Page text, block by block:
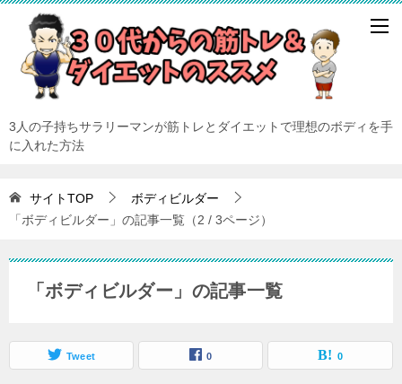
3人の子持ちサラリーマンが筋トレとダイエットで理想のボディを手
に入れた方法
サイトTOP
ボディビルダー
「ボディビルダー」の記事一覧（2 / 3ページ）
「ボディビルダー」の記事一覧
Tweet 0 0